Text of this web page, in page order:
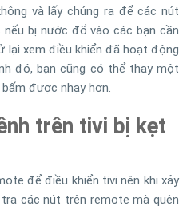
và lấy chúng ra để các nút
bị nước đổ vào các bạn cần
lại xem điều khiển đã hoạt động
đó, bạn cũng có thể thay một
được nhạy hơn.
trên tivi bị kẹt
để điều khiển tivi nên khi xảy
các nút trên remote mà quên